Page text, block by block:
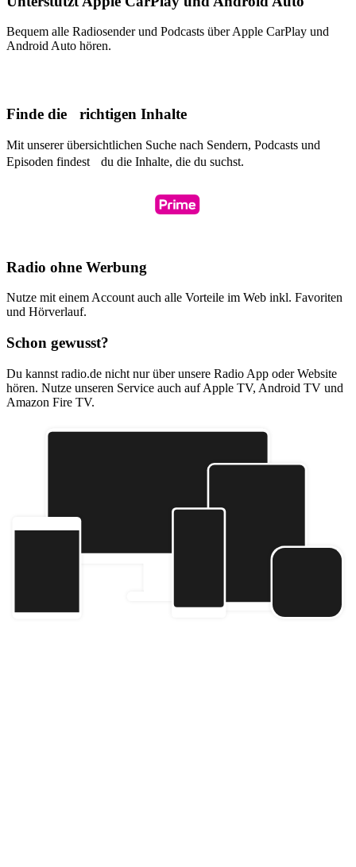
Bequem alle Radiosender und Podcasts über Apple CarPlay und
Android Auto hören.
Finde die richtigen Inhalte
Mit unserer übersichtlichen Suche nach Sendern, Podcasts und
Episoden findest du die Inhalte, die du suchst.
Radio ohne Werbung
Nutze mit einem Account auch alle Vorteile im Web inkl. Favoriten
und Hörverlauf.
Schon gewusst?
Du kannst radio.de nicht nur über unsere Radio App oder Website
hören. Nutze unseren Service auch auf Apple TV, Android TV und
Amazon Fire TV.